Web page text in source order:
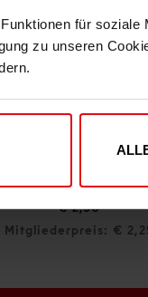
für soziale
zu unseren
"Logo" Groß
€ 2,25